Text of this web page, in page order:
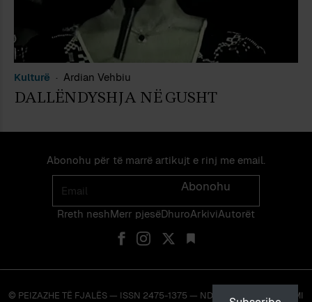
Kulturë Ardian Vehbiu
DALLËNDYSHJA NË GUSHT
Abonohu për të marrë artikujt e rinj me email.
Email
Abonohu
Rreth neshMerr pjes​​ë​DhuroArkiviAutorët
© PEIZAZHE TË FJALËS — ISSN 2475-1375 — NDALOHET RIPRODHIMI